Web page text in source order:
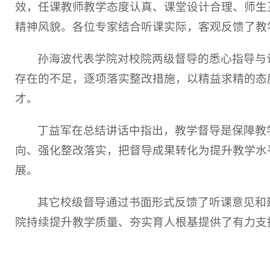
效，任课教师教学态度认真、课堂设计合理、师
精神风貌。各位专家结合听课实际，客观反馈了
孙海波代表学院对校院两级督导的悉心指导
存在的不足，逐项落实整改措施，以精益求精的
才。
丁益军在总结讲话中指出，教学督导是保障
向、强化整改落实，把督导成果转化为提升教学
展。
其它校级督导通过书面形式反馈了听课意见
院持续提升教学质量、夯实育人根基提供了有力支